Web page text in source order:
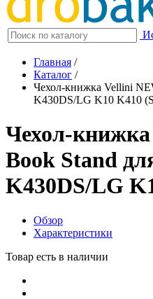
Главная /
Каталог /
Чехол-книжка Vellini
K430DS/LG K10 K410
Чехол-
Book Stand
K430DS/LG
Обзор
Характеристики
Товар есть в наличии